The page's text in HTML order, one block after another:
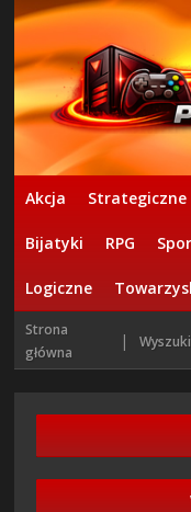
Akcja Strategiczne
Bijatyki RPG
Logiczne
Strona
główna
|